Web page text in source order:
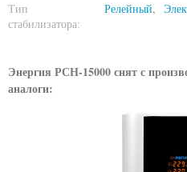
Тип
стабилизатора:
Релейный
Энергия РСН-15000 снят с
аналоги: